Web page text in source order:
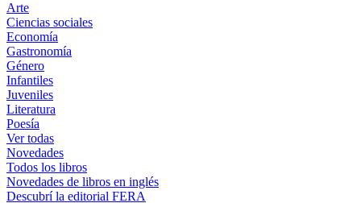
Arte
Ciencias sociales
Economía
Gastronomía
Género
Infantiles
Juveniles
Literatura
Poesía
Ver todas
Novedades
Todos los libros
Novedades de libros en inglés
Descubrí la editorial FERA